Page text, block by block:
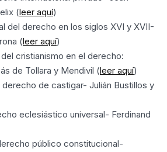
(leer aquí)
del derecho en los siglos XVI y XVII-
(leer aquí)
cristianismo en el derecho:
de Tollara y Mendivil (leer aquí)
derecho de castigar- Julián Bustillos y
eclesiástico universal- Ferdinand
público constitucional-